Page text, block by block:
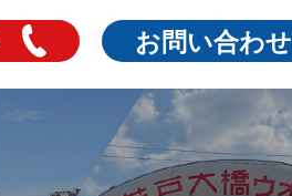
お問い合わせ